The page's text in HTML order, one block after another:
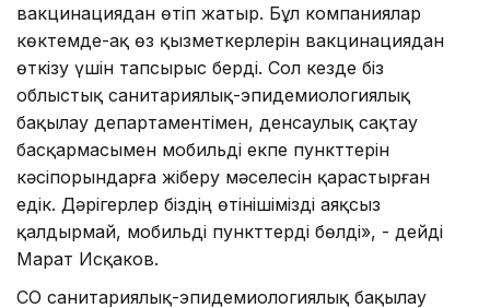
вакцинациядан өтіп жатыр. Бұл компаниялар
көктемде-ақ өз қызметкерлерін вакцинациядан
өткізу үшін тапсырыс берді. Сол кезде біз
облыстық санитариялық-эпидемиологиялық
бақылау департаментімен, денсаулық сақтау
басқармасымен мобильді екпе пункттерін
кәсіпорындарға жіберу мәселесін қарастырған
едік. Дәрігерлер біздің өтінішімізді аяқсыз
қалдырмай, мобильді пункттерді бөлді», - дейді
Марат Исқаков.
СҚО санитариялық-эпидемиологиялық бақылау